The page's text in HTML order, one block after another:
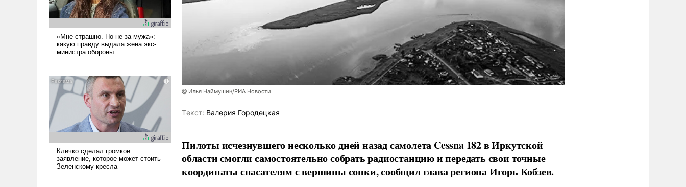
@ Илья Наймушин/РИА Новости
Tекст: Валерия Городецкая
Пилоты исчезнувшего несколько дней назад самолета Cessna 182 в Иркутской
области смогли самостоятельно собрать радиостанцию и передать свои точные
координаты спасателям с вершины сопки, сообщил глава региона Игорь Кобзев.